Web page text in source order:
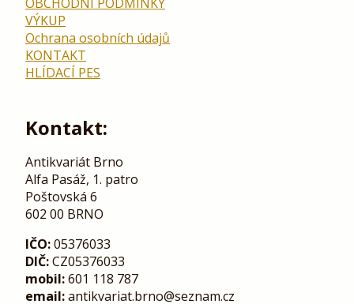
VÝKUP
Ochrana osobních údajů
KONTAKT
HLÍDACÍ PES
Kontakt:
Antikvariát Brno
Alfa Pasáž, 1. patro
Poštovská 6
602 00 BRNO
IČO:05376033
DIČ:CZ05376033
mobil:601 118 787
email:antikvariat.brno@seznam.cz